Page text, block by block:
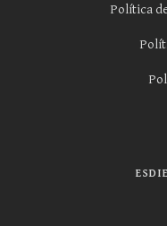
Política